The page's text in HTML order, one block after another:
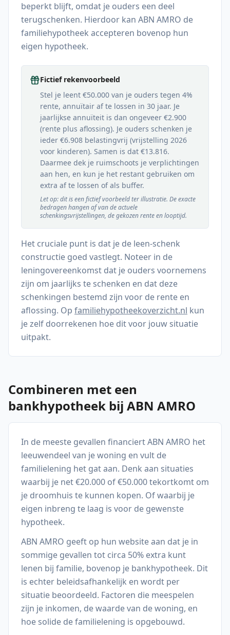
beperkt blijft, omdat je ouders een deel
terugschenken. Hierdoor kan ABN AMRO de
familiehypotheek accepteren bovenop hun
eigen hypotheek.
Fictief rekenvoorbeeld
Stel je leent €50.000 van je ouders tegen 4%
rente, annuïtair af te lossen in 30 jaar. Je
jaarlijkse annuïteit is dan ongeveer €2.900
(rente plus aflossing). Je ouders schenken je
ieder €6.908 belastingvrij (vrijstelling 2026
voor kinderen). Samen is dat €13.816.
Daarmee dek je ruimschoots je verplichtingen
aan hen, en kun je het restant gebruiken om
extra af te lossen of als buffer.
Let op: dit is een fictief voorbeeld ter illustratie. De exacte
bedragen hangen af van de actuele
schenkingsvrijstellingen, de gekozen rente en looptijd.
Het cruciale punt is dat je de leen-schenk
constructie goed vastlegt. Noteer in de
leningovereenkomst dat je ouders voornemens
zijn om jaarlijks te schenken en dat deze
schenkingen bestemd zijn voor de rente en
aflossing. Op familiehypotheekoverzicht.nl kun
je zelf doorrekenen hoe dit voor jouw situatie
uitpakt.
Combineren met een
bankhypotheek bij ABN AMRO
In de meeste gevallen financiert ABN AMRO het
leeuwendeel van je woning en vult de
familielening het gat aan. Denk aan situaties
waarbij je net €20.000 of €50.000 tekortkomt om
je droomhuis te kunnen kopen. Of waarbij je
eigen inbreng te laag is voor de gewenste
hypotheek.
ABN AMRO geeft op hun website aan dat je in
sommige gevallen tot circa 50% extra kunt
lenen bij familie, bovenop je bankhypotheek. Dit
is echter beleidsafhankelijk en wordt per
situatie beoordeeld. Factoren die meespelen
zijn je inkomen, de waarde van de woning, en
hoe solide de familielening is opgebouwd.